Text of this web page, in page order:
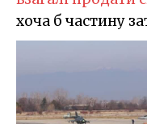
хоча б частину